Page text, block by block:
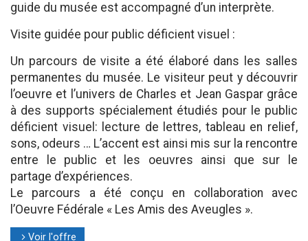
guide du musée est accompagné d’un interprète.
Visite guidée pour public déficient visuel :
Un parcours de visite a été élaboré dans les salles
permanentes du musée. Le visiteur peut y découvrir
l’oeuvre et l’univers de Charles et Jean Gaspar grâce
à des supports spécialement étudiés pour le public
déficient visuel: lecture de lettres, tableau en relief,
sons, odeurs … L’accent est ainsi mis sur la rencontre
entre le public et les oeuvres ainsi que sur le
partage d’expériences.
Le parcours a été conçu en collaboration avec
l’Oeuvre Fédérale « Les Amis des Aveugles ».
l Voir l'offre